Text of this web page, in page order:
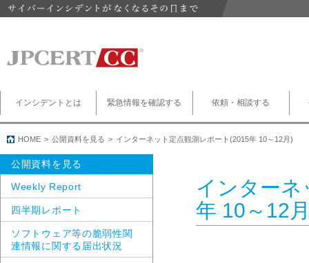
インシデントとは 緊急情報を確認する 依頼・相談する
HOME 公開資料を見る インターネット定点観測レポート(2015年 10～12月)
インターネ
年 10～12
公開資料を見る
Weekly Report
四半期レポート
ソフトウェア等の脆弱性関
連情報に関する届出状況